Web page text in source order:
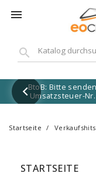

search
BtoB: Bitte
Umsatzsteuer-
Startseite Verkaufshits
STARTSEITE